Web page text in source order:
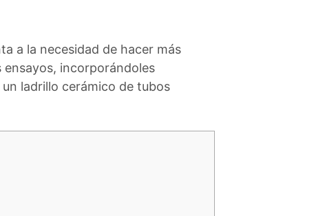
a la necesidad de hacer más
ensayos, incorporándoles
ladrillo cerámico de tubos